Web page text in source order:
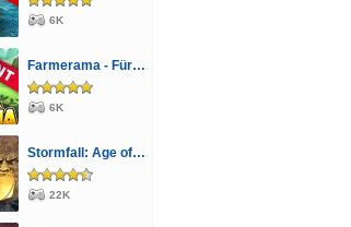
6K
Farmerama - Fürge takarító
6K
Stormfall: Age of War
22K